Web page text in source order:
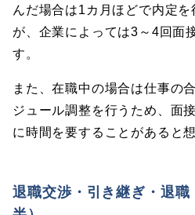
んだ場合は1カ月ほどで内定
が、企業によっては3～4回面
す。
また、在職中の場合は仕事の
ジュール調整を行うため、面
に時間を要することがあると
退職交渉・引き継ぎ・退職